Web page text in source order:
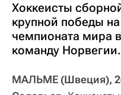
Хоккеисты
крупной победы
чемпионата мира
команду Норвегии.
МАЛЬМЕ (Швеция),